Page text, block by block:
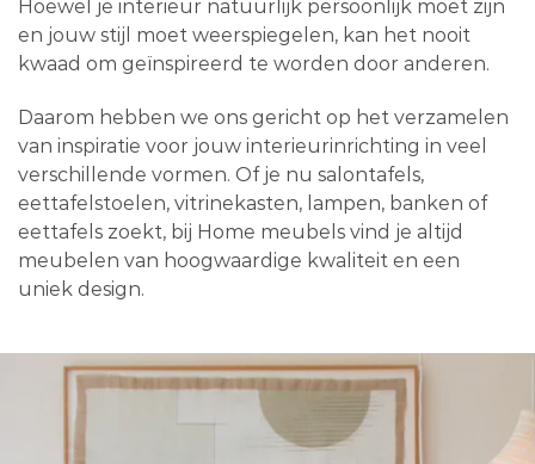
Hoewel je interieur natuurlijk persoonlijk moet zijn
en jouw stijl moet weerspiegelen, kan het nooit
kwaad om geïnspireerd te worden door anderen.
Daarom hebben we ons gericht op het verzamelen
van inspiratie voor jouw interieurinrichting in veel
verschillende vormen. Of je nu salontafels,
eettafelstoelen, vitrinekasten, lampen, banken of
eettafels zoekt, bij Home meubels vind je altijd
meubelen van hoogwaardige kwaliteit en een
uniek design.